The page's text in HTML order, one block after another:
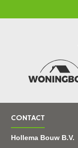
CONTACT
Hollema Bouw B.V.